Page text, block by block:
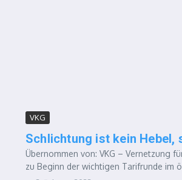
VKG
Schlichtung ist kein Hebel,
Übernommen von: VKG – Vernetzung
zu Beginn der wichtigen Tarifrunde im